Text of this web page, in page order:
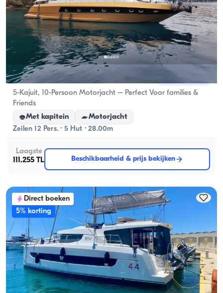
Gocek, Muğla
5-Kajuit, 10-Persoon Motorjacht – Perfect Voor families &
Friends
Met kapitein
Motorjacht
Zeilen 12 Pers. · 5 Hut · 28.00m
Laagste
111.255 TL
Beschikbaarheid & prijs bekijken
Direct boeken
5% korting